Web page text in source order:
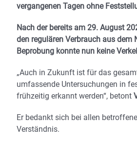
vergangenen Tagen ohne
Nach der bereits am 29. August
den regulären Verbrauch aus dem
Beprobung konnte nun keine
„Auch in Zukunft ist für das
umfassende Untersuchungen in
frühzeitig erkannt werden“, betont
Er bedankt sich bei allen
Verständnis.